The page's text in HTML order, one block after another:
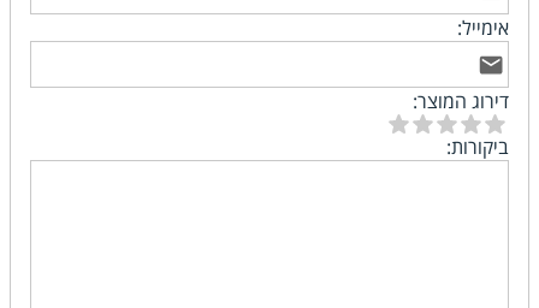
אימייל:
דירוג המוצר:
ביקורות: